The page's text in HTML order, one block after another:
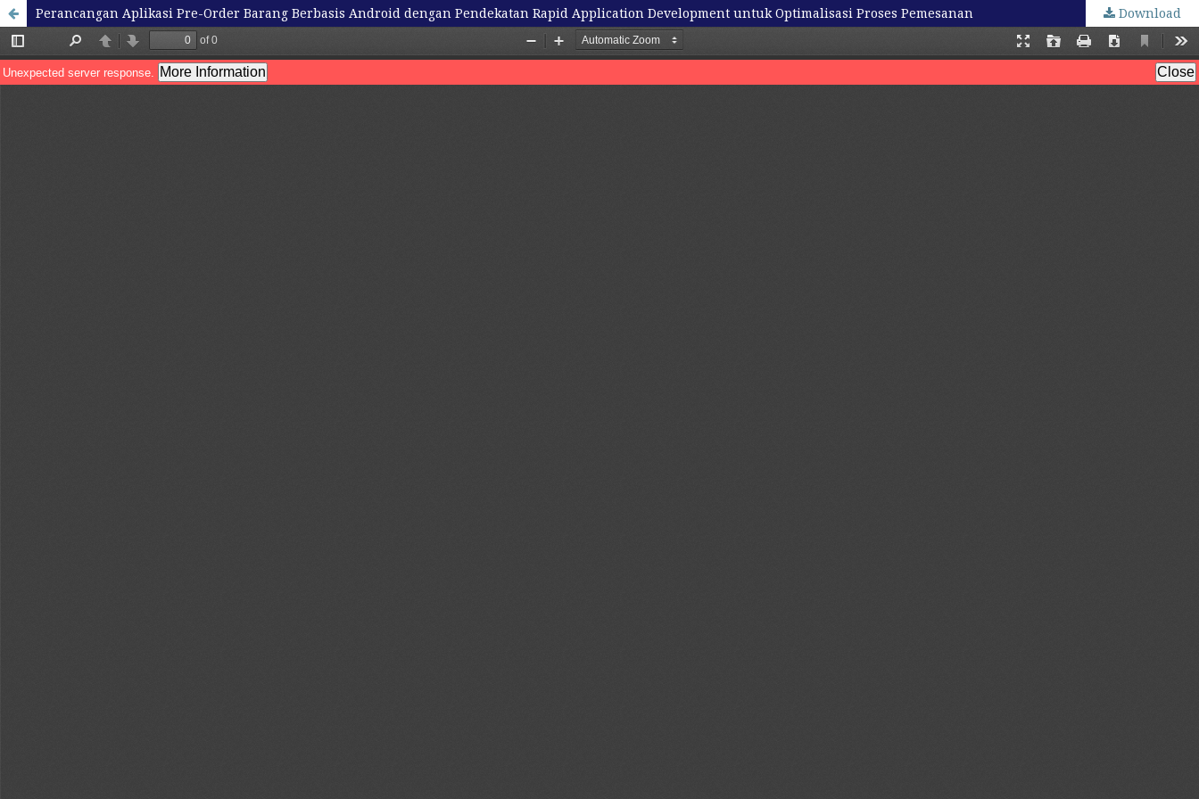
Perancangan Aplikasi Pre-Order Barang Berbasis Android dengan Pendekatan Rapid Application Development untuk Optimalisasi Proses Pemesanan Download